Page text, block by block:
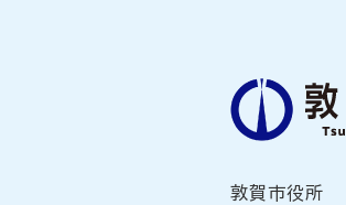
敦賀市役所